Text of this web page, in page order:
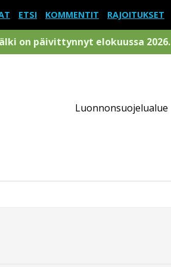
ETSI KOMMENTIT RAJOITUKSET
on päivittynnyt elokuussa 2026.
Luonnonsuojelualue